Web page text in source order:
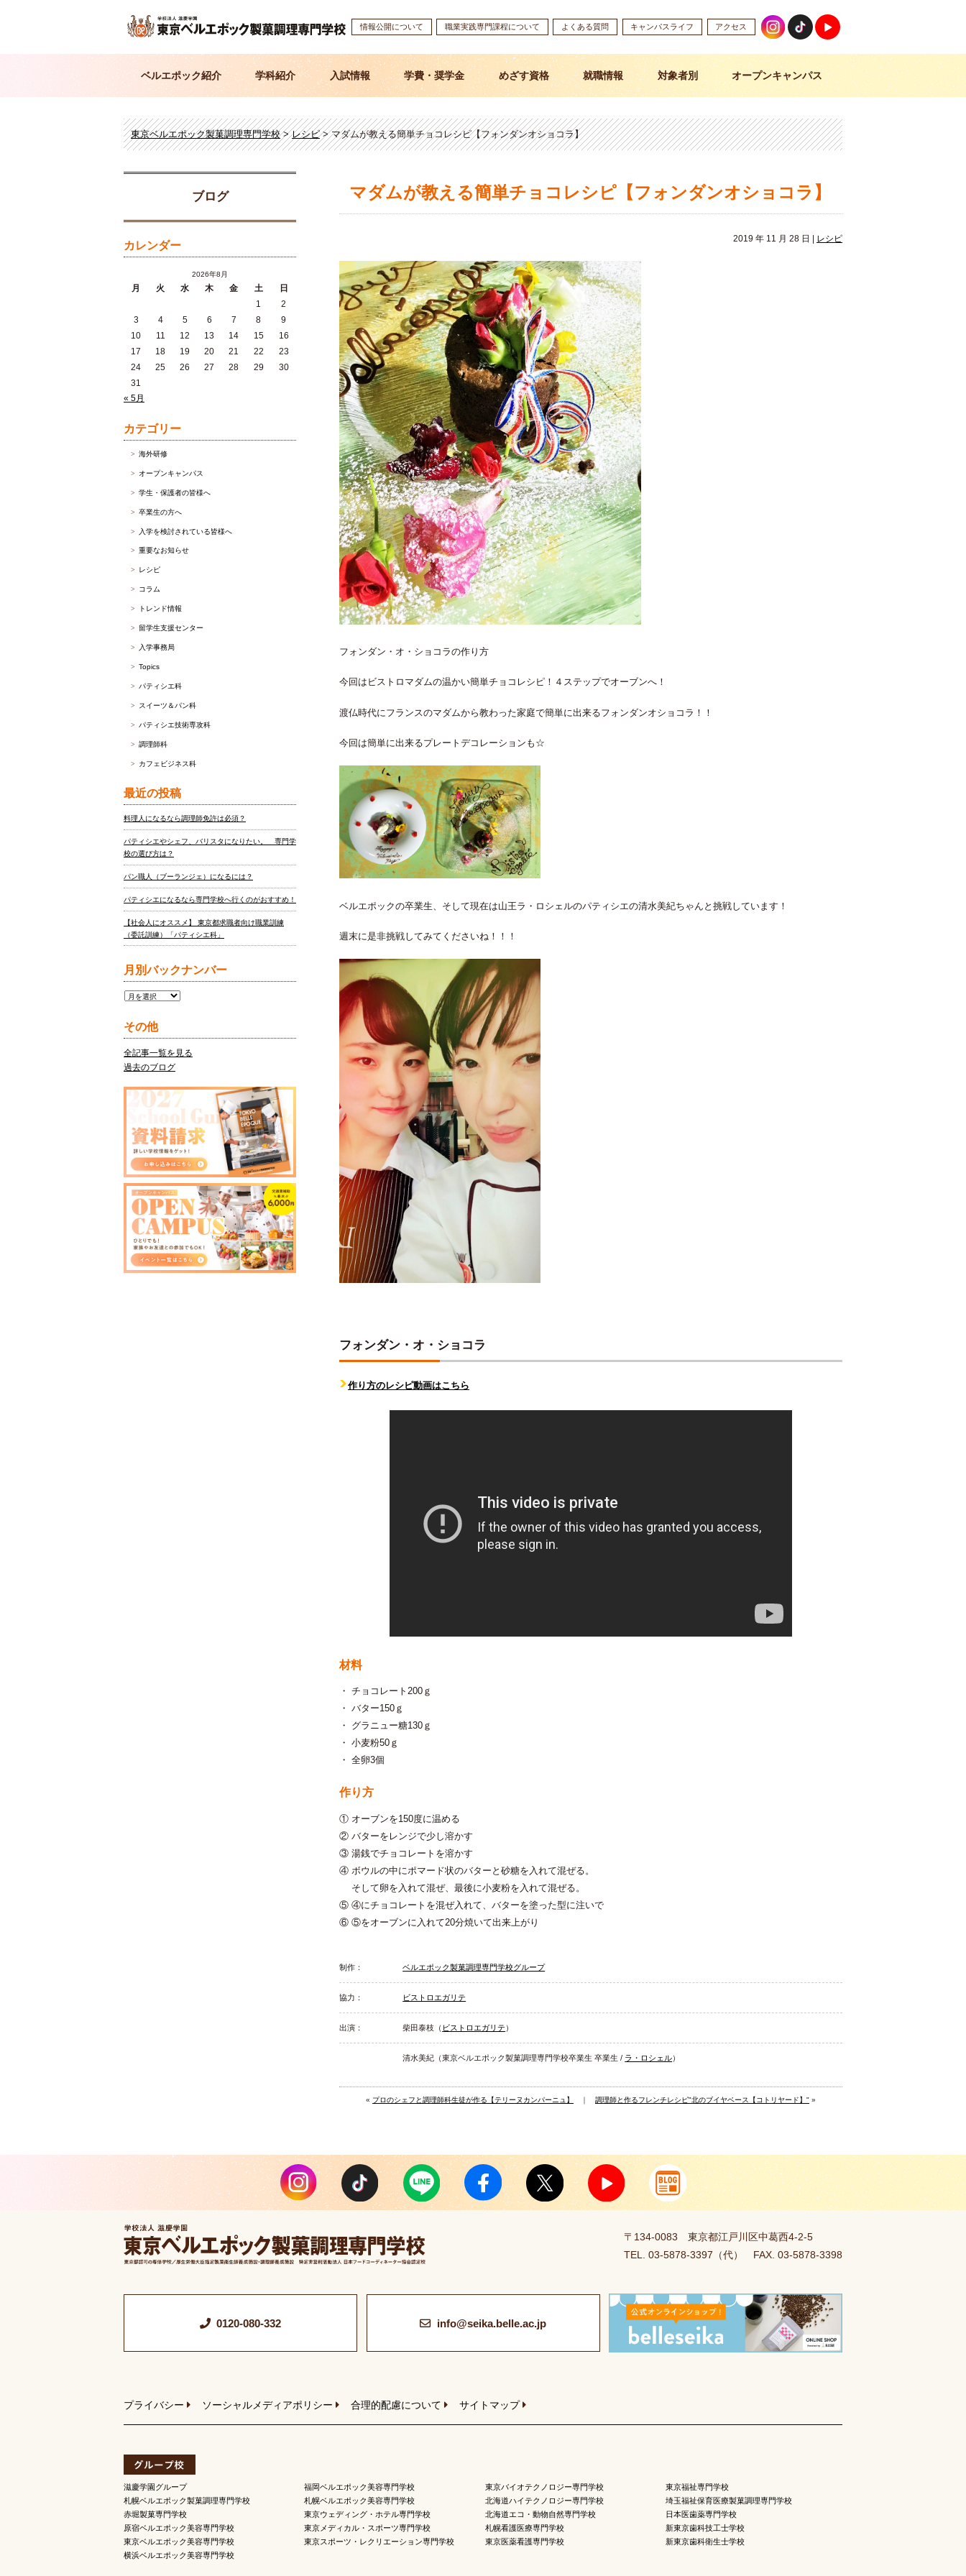
情報公開について 職業実践専門課程について よくある質問 キャンパスライフ アクセス
ベルエポック紹介 学科紹介 入試情報 学費・奨学金 めざす資格 就職情報 対象者別 オープンキャンパス
東京ベルエポック製菓調理専門学校>レシピ>マダムが教える簡単チョコレシピ【フォンダンオショコラ】
マダムが教える簡単チョコレシピ【フォンダンオショコラ】
2019 年 11 月 28 日 | レシピ
フォンダン・オ・ショコラの作り方
今回はビストロマダムの温かい簡単チョコレシピ！４ステップでオーブンへ！
渡仏時代にフランスのマダムから教わった家庭で簡単に出来るフォンダンオショコラ！！
今回は簡単に出来るプレートデコレーションも☆
ベルエポックの卒業生、そして現在は山王ラ・ロシェルのパティシエの清水美紀ちゃんと挑戦しています！
週末に是非挑戦してみてくださいね！！！
フォンダン・オ・ショコラ
作り方のレシピ動画はこちら
材料
・ チョコレート200ｇ
・ バター150ｇ
・ グラニュー糖130ｇ
・ 小麦粉50ｇ
・ 全卵3個
作り方
① オーブンを150度に温める
② バターをレンジで少し溶かす
③ 湯銭でチョコレートを溶かす
④ ボウルの中にポマード状のバターと砂糖を入れて混ぜる。
そして卵を入れて混ぜ、最後に小麦粉を入れて混ぜる。
⑤ ④にチョコレートを混ぜ入れて、バターを塗った型に注いで
⑥ ⑤をオーブンに入れて20分焼いて出来上がり
制作： ベルエポック製菓調理専門学校グループ
協力： ビストロエガリテ
出演： 柴田泰枝（ ビストロエガリテ ）
清水美紀（東京ベルエポック製菓調理専門学校卒業生 卒業生 / ラ・ロシェル）
« プロのシェフと調理師科生徒が作る【テリーヌカンパーニュ】 ｜ 調理師と作るフレンチレシピ"北のブイヤベース【コトリヤード】" »
ブログ
カレンダー
2026年8月
月 火 水 木 金 土
日
1
2
3
4 5 6 7 8
9
10
11 12 13 14 15
16
17
18 19 20 21 22
23
24
25 26 27 28 29
30
31
« 5月
カテゴリー
海外研修
オープンキャンパス
学生・保護者の皆様へ
卒業生の方へ
入学を検討されている皆様へ
重要なお知らせ
レシピ
コラム
トレンド情報
留学生支援センター
入学事務局
Topics
パティシエ科
スイーツ＆パン科
パティシエ技術専攻科
調理師科
カフェビジネス科
最近の投稿
料理人になるなら調理師免許は必須？
パティシエやシェフ、バリスタになりたい。 専門学
校の選び方は？
パン職人（ブーランジェ）になるには？
パティシエになるなら専門学校へ行くのがおすすめ！
【社会人にオススメ】 東京都求職者向け職業訓練
（委託訓練）「パティシエ科」
月別バックナンバー
月
バ
ッ
ク
ナ
その他
全記事一覧を見る
過去のブログ
〒134-0083 東京都江戸川区中葛西4-2-5
TEL. 03-5878-3397（代） FAX. 03-5878-3398
0120-080-332 info@seika.belle.ac.jp
プライバシー ソーシャルメディアポリシー 合理的配慮について サイトマップ
滋慶学園グループ
札幌ベルエポック製菓調理専門学校
赤堀製菓専門学校
原宿ベルエポック美容専門学校
東京ベルエポック美容専門学校
横浜ベルエポック美容専門学校
福岡ベルエポック美容専門学校
札幌ベルエポック美容専門学校
東京ウェディング・ホテル専門学校
東京メディカル・スポーツ専門学校
東京スポーツ・レクリエーション専門学校
東京バイオテクノロジー専門学校
北海道ハイテクノロジー専門学校
北海道エコ・動物自然専門学校
札幌看護医療専門学校
東京医薬看護専門学校
東京福祉専門学校
埼玉福祉保育医療製菓調理専門学校
日本医歯薬専門学校
新東京歯科技工士学校
新東京歯科衛生士学校